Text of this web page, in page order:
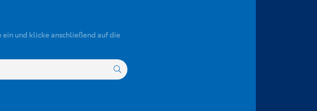
ein und klicke anschließend auf die